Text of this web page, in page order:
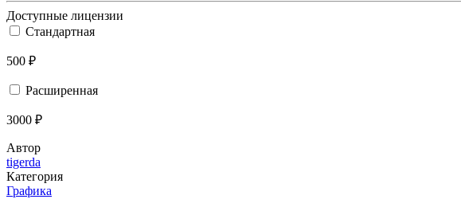
Доступные лицензии
Стандартная
500 ₽
Расширенная
3000 ₽
Автор
tigerda
Категория
Графика